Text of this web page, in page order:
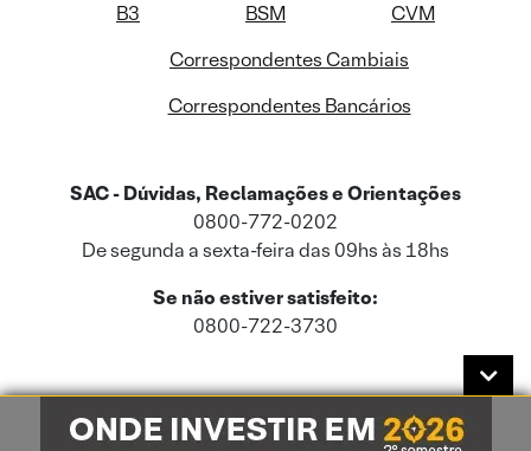
B3 BSM
CVM
Correspondentes Cambiais
Correspondentes Bancários
SAC - Dúvidas, Reclamações e Orientações
0800-772-0202
De segunda a sexta-feira das 09hs às 18hs
Se não estiver satisfeito:
0800-722-3730
Este site usa cookies e dados pessoais de acordo com a nossaPolítica de
Cookies
e a nossaPolítica de Privacidade.